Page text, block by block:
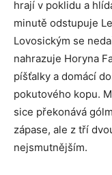
hrají v poklidu a
minutě odstupuje
Lovosickým se
nahrazuje Horyna
píšťalky a domácí
pokutového kopu.
sice překonává
zápase, ale z tří
nejsmutnějším.